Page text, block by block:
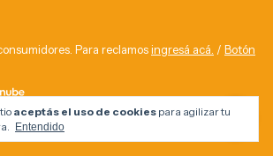
aceptás el uso de cookies para agilizar tu
Entendido
Para reclamosingresá acá. / Botón
- 2026. Todos los derechos reservados.